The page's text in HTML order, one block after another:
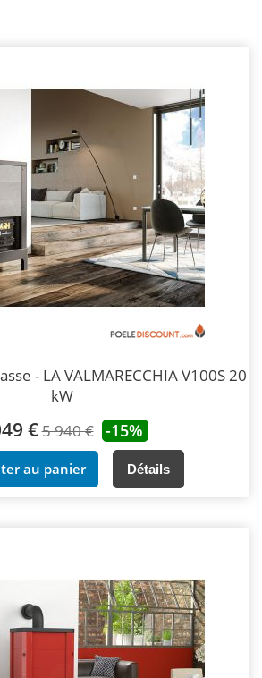
- LA VALMARECCHIA V100S 20
kW
€5 940 € -15%
au panier Détails